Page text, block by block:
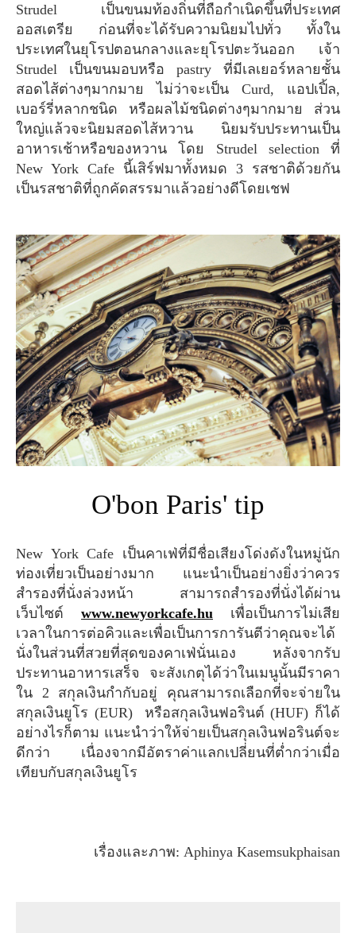
Strudel เป็นขนมท้องถิ่นที่ถือกำเนิดขึ้นที่ประเทศ
ออสเตรีย ก่อนที่จะได้รับความนิยมไปทั่ว ทั้งใน
ประเทศในยุโรปตอนกลางและยุโรปตะวันออก เจ้า
Strudel เป็นขนมอบหรือ pastry ที่มีเลเยอร์หลายชั้น
สอดไส้ต่างๆมากมาย ไม่ว่าจะเป็น Curd, แอปเปิ้ล,
เบอร์รี่หลากชนิด หรือผลไม้ชนิดต่างๆมากมาย ส่วน
ใหญ่แล้วจะนิยมสอดไส้หวาน นิยมรับประทานเป็น
อาหารเช้าหรือของหวาน โดย Strudel selection ที่
New York Cafe นี้เสิร์ฟมาทั้งหมด 3 รสชาติด้วยกัน
เป็นรสชาติที่ถูกคัดสรรมาแล้วอย่างดีโดยเชฟ
O'bon Paris' tip
New York Cafe เป็นคาเฟ่ที่มีชื่อเสียงโด่งดังในหมู่นัก
ท่องเที่ยวเป็นอย่างมาก แนะนำเป็นอย่างยิ่งว่าควร
สำรองที่นั่งล่วงหน้า สามารถสำรองที่นั่งได้ผ่าน
เว็บไซต์ www.newyorkcafe.hu เพื่อเป็นการไม่เสีย
เวลาในการต่อคิวและเพื่อเป็นการการันตีว่าคุณจะได้
นั่งในส่วนที่สวยที่สุดของคาเฟ่นั่นเอง หลังจากรับ
ประทานอาหารเสร็จ จะสังเกตุได้ว่าในเมนูนั้นมีราคา
ใน 2 สกุลเงินกำกับอยู่ คุณสามารถเลือกที่จะจ่ายใน
สกุลเงินยูโร (EUR) หรือสกุลเงินฟอรินต์ (HUF) ก็ได้
อย่างไรก็ตาม แนะนำว่าให้จ่ายเป็นสกุลเงินฟอรินต์จะ
ดีกว่า เนื่องจากมีอัตราค่าแลกเปลี่ยนที่ต่ำกว่าเมื่อ
เทียบกับสกุลเงินยูโร
เรื่องและภาพ: Aphinya Kasemsukphaisan